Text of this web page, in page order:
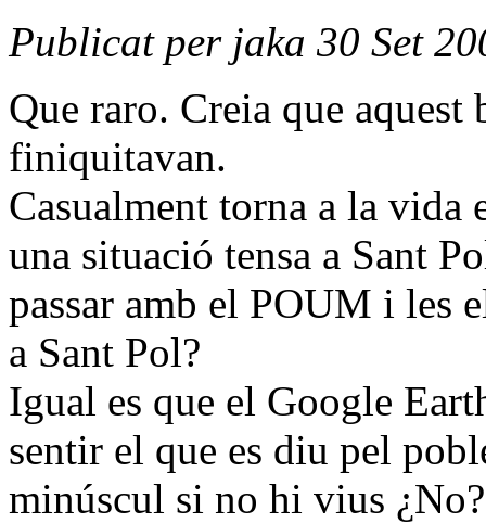
Publicat per jaka 30 Set
Que raro. Creia que
finiquitavan.
Casualment torna a la
una situació tensa a Sant
passar amb el POUM i les
a Sant Pol?
Igual es que el Google
sentir el que es diu pel
minúscul si no hi vius ¿No?